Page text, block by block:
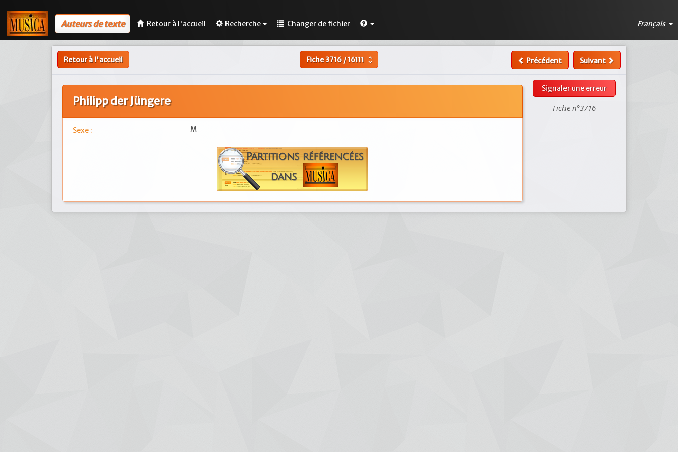
Auteurs de texte Retour à l'accueil Recherche Changer de fichier Français
Retour à l'accueil Fiche3716/16111 unfold_more Précédent Suivant
Philipp der Jüngere
Sexe : M
Signaler une erreur
Fiche n°3716